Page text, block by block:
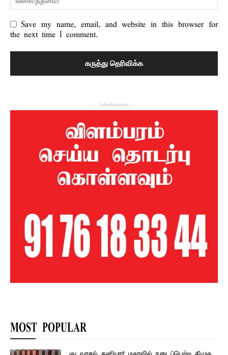
Save my name, email, and website in this browser for
the next time I comment.
- Advertisement -
MOST POPULAR